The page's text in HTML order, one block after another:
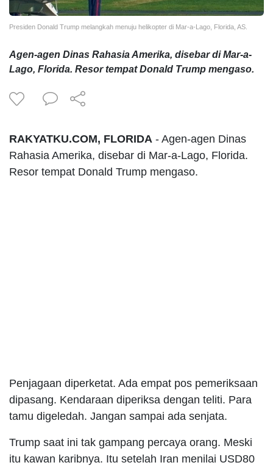
Presiden Donald Trump melangkah menuju helikopter di Mar-a-Lago, Florida, AS.
Agen-agen Dinas Rahasia Amerika, disebar di Mar-a-
Lago, Florida. Resor tempat Donald Trump mengaso.
RAKYATKU.COM, FLORIDA - Agen-agen Dinas
Rahasia Amerika, disebar di Mar-a-Lago, Florida.
Resor tempat Donald Trump mengaso.
Penjagaan diperketat. Ada empat pos pemeriksaan
dipasang. Kendaraan diperiksa dengan teliti. Para
tamu digeledah. Jangan sampai ada senjata.
Trump saat ini tak gampang percaya orang. Meski
itu kawan karibnya. Itu setelah Iran menilai USD80